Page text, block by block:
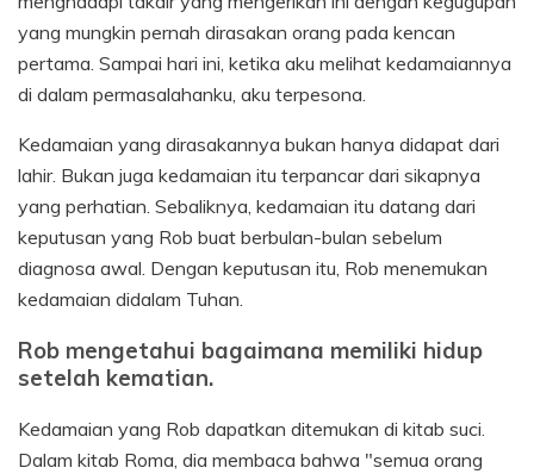
yang mungkin pernah dirasakan orang pada kencan
pertama. Sampai hari ini, ketika aku melihat kedamaiannya
di dalam permasalahanku, aku terpesona.
Kedamaian yang dirasakannya bukan hanya didapat dari
lahir. Bukan juga kedamaian itu terpancar dari sikapnya
yang perhatian. Sebaliknya, kedamaian itu datang dari
keputusan yang Rob buat berbulan-bulan sebelum
diagnosa awal. Dengan keputusan itu, Rob menemukan
kedamaian didalam Tuhan.
Rob mengetahui bagaimana memiliki hidup
setelah kematian.
Kedamaian yang Rob dapatkan ditemukan di kitab suci.
Dalam kitab Roma, dia membaca bahwa "semua orang